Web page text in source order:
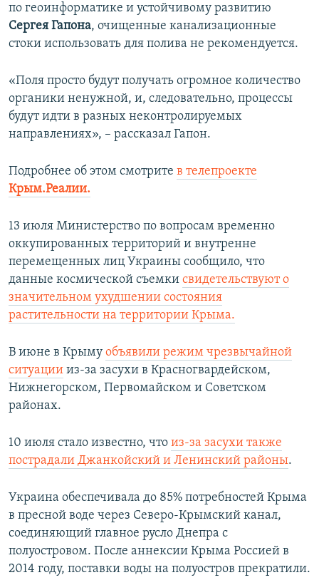
по геоинформатике и устойчивому развитию
Сергея Гапона, очищенные канализационные
стоки использовать для полива не рекомендуется.
«Поля просто будут получать огромное количество
органики ненужной, и, следовательно, процессы
будут идти в разных неконтролируемых
направлениях», – рассказал Гапон.
Подробнее об этом смотрите в телепроекте
Крым.Реалии.
13 июля Министерство по вопросам временно
оккупированных территорий и внутренне
перемещенных лиц Украины сообщило, что
данные космической съемки свидетельствуют о
значительном ухудшении состояния
растительности на территории Крыма.
В июне в Крыму объявили режим чрезвычайной
ситуации из-за засухи в Красногвардейском,
Нижнегорском, Первомайском и Советском
районах.
10 июля стало известно, что из-за засухи также
пострадали Джанкойский и Ленинский районы.
Украина обеспечивала до 85% потребностей Крыма
в пресной воде через Северо-Крымский канал,
соединяющий главное русло Днепра с
полуостровом. После аннексии Крыма Россией в
2014 году, поставки воды на полуостров прекратили.